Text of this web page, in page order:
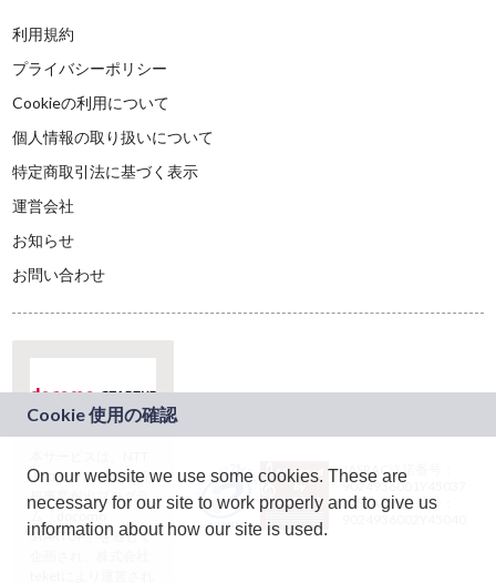
利用規約
プライバシーポリシー
Cookieの利用について
個人情報の取り扱いについて
特定商取引法に基づく表示
運営会社
お知らせ
お問い合わせ
ドコモグループの新
規事業創出プログラ
ム「docomo
STARTUP」を通じて
JASRAC許諾番号：
9024936001Y45037
JASRAC許諾番号：
On our website we use some cookies. These are
necessary for our site to work properly and to give us
information about how our site is used.